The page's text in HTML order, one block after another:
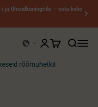
i ja Ühendkuningriiki — osta kohe
Ava otsing
Ava
Ava konto leht
Ava ostukorv
rõõmuhetki!